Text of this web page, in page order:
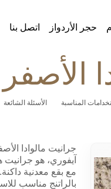
حجر الأردواز اتصل بنا
الأصفر
المناسبة الأسئلة الشائعة
جرانيت مالوادا
آيفوري، هو جرانيت
مع بقع معدنية
بالراتنج مناسب